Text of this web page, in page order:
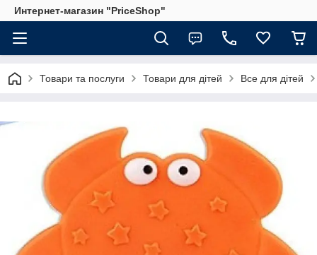
Интернет-магазин "PriceShop"
Товари та послуги Товари для дітей Все для дітей